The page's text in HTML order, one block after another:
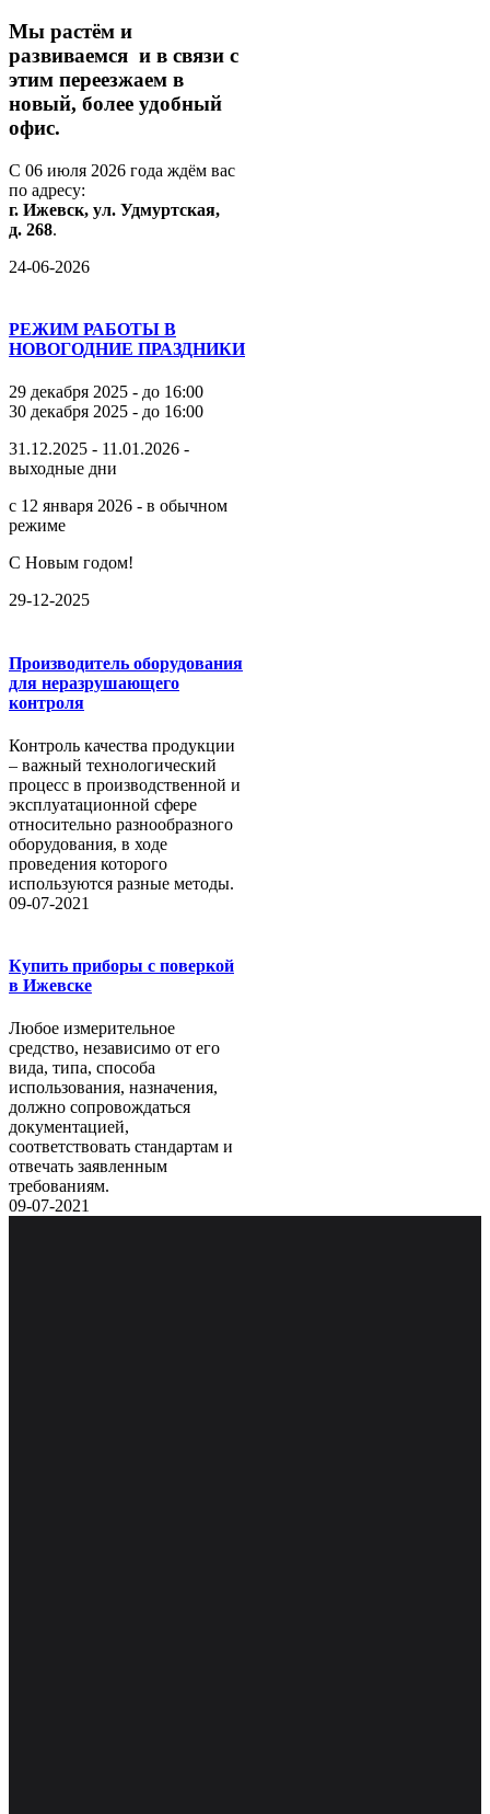
Мы растём и
развиваемся и в связи с
этим переезжаем в
новый, более удобный
офис.
С 06 июля 2026 года ждём вас
по адресу:
г. Ижевск, ул. Удмуртская,
д. 268.
24-06-2026
РЕЖИМ РАБОТЫ В
НОВОГОДНИЕ ПРАЗДНИКИ
29 декабря 2025 - до 16:00
30 декабря 2025 - до 16:00
31.12.2025 - 11.01.2026 -
выходные дни
с 12 января 2026 - в обычном
режиме
С Новым годом!
29-12-2025
Производитель оборудования
для неразрушающего
контроля
Контроль качества продукции
– важный технологический
процесс в производственной и
эксплуатационной сфере
относительно разнообразного
оборудования, в ходе
проведения которого
используются разные методы.
09-07-2021
Купить приборы с поверкой
в Ижевске
Любое измерительное
средство, независимо от его
вида, типа, способа
использования, назначения,
должно сопровождаться
документацией,
соответствовать стандартам и
отвечать заявленным
требованиям.
09-07-2021